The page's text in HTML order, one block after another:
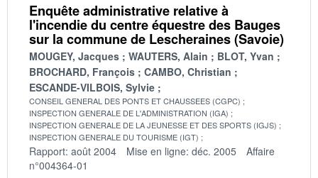
Enquête administrative relative à
l'incendie du centre équestre des Bauges
sur la commune de Lescheraines (Savoie)
MOUGEY, Jacques WAUTERS, Alain
BLOT, Yvan
BROCHARD, François
CAMBO, Christian
ESCANDE-VILBOIS, Sylvie
CONSEIL GENERAL DES PONTS ET CHAUSSEES (CGPC)
INSPECTION GENERALE DE L'ADMINISTRATION (IGA)
INSPECTION GENERALE DE LA JEUNESSE ET DES SPORTS (IGJS)
INSPECTION GENERALE DU TOURISME (IGT)
Rapport: août 2004 Mise en ligne: déc. 2005
Affaire
n°004364-01